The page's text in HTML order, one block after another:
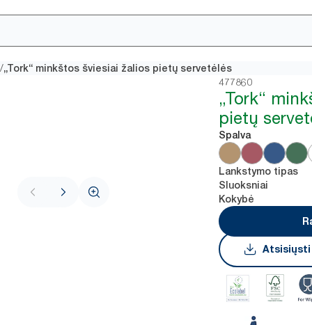
/„Tork“ minkštos šviesiai žalios pietų servetėlės
477860
„Tork“
pietų
Spalva
Lankstymo tipas
Sluoksniai
Kokybė
Atsisiųsti